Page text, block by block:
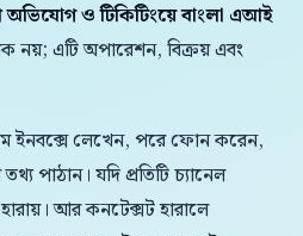
ও টিকিটিংয়ে বাংলা এআই
নয়; এটি অপারেশন, বিক্রয় এবং
ইনবক্সে লেখেন, পরে ফোন করেন,
পাঠান। যদি প্রতিটি চ্যানেল
আর কনটেক্সট হারালে